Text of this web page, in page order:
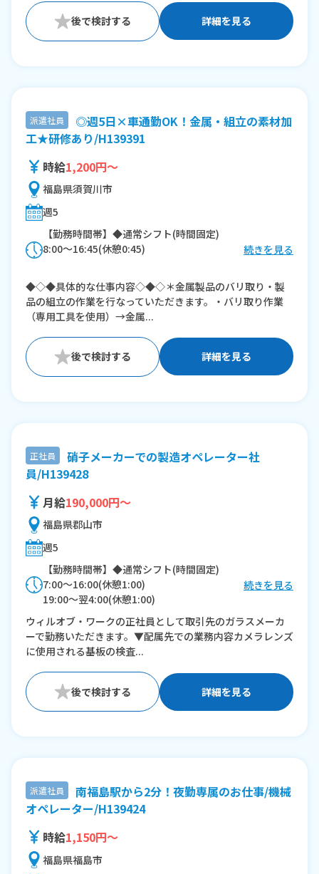
詳細を見る
派遣社員
◎週5日×車通勤OK！金属・組立の素材加
工★研修あり/H139391
時給1,200円～
福島県須賀川市
週5
【勤務時間帯】◆通常シフト(時間固定)
8:00〜16:45(休憩0:45)
続きを見る
◆◇◆具体的な仕事内容◇◆◇＊金属製品のバリ取り・製
品の組立の作業を行なっていただきます。・バリ取り作業
（専用工具を使用）→金属...
詳細を見る
正社員
硝子メーカーでの製造オペレーター社
員/H139428
月給190,000円～
福島県郡山市
週5
【勤務時間帯】◆通常シフト(時間固定)
7:00〜16:00(休憩1:00)
19:00〜翌4:00(休憩1:00)
※残業：0〜20時間程度/月
続きを見る
ウィルオブ・ワークの正社員として取引先のガラスメーカ
ーで勤務いただきます。▼配属先での業務内容カメラレンズ
に使用される基板の検査...
詳細を見る
派遣社員
南福島駅から2分！夜勤専属のお仕事/機械
オペレーター/H139424
時給1,150円～
福島県福島市